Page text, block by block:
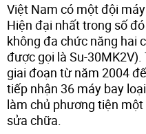
Việt Nam có một đội
Hiện đại nhất trong số
không đa chức năng hai
được gọi là Su-
giai đoạn từ năm 2004
tiếp nhận 36 máy bay
làm chủ phương tiện
sửa chữa.